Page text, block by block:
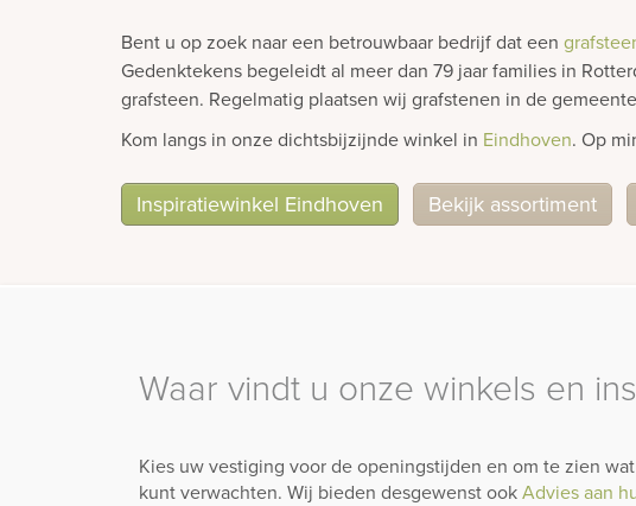
Bent u op zoek naar een betrouwbaar bedrijf dat een
Gedenktekens begeleidt al meer dan 79 jaar families in
grafsteen. Regelmatig plaatsen wij grafstenen in de
Kom langs in onze dichtsbijzijnde winkel in Eindhoven. Op
Inspiratiewinkel Eindhoven Bekijk assortiment
Waar vindt u onze winkels en
Kies uw vestiging voor de openingstijden en om te zien
kunt verwachten. Wij bieden desgewenst ookAdvies aan